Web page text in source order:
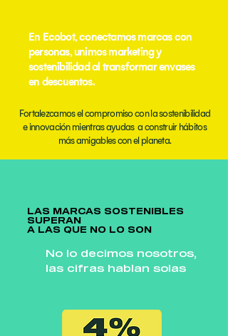
En Ecobot, conectamos marcas con
personas, unimos marketing y
sostenibilidad al transformar envases
en descuentos.
Fortalezcamos el compromiso con la sostenibilidad
e innovación mientras ayudas a construir hábitos
más amigables con el planeta.
LAS MARCAS SOSTENIBLES
SUPERAN
A LAS QUE NO LO SON
No lo decimos nosotros,
las cifras hablan solas